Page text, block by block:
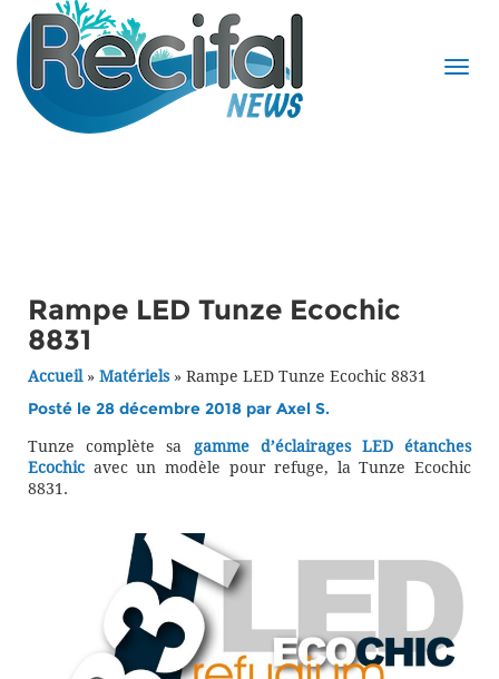
Rampe LED Tunze Ecochic
8831
Accueil» Matériels» Rampe LED Tunze Ecochic 8831
Posté le 28 décembre 2018 par Axel S.
Tunze complète sa gamme d’éclairages LED étanches
Ecochic avec un modèle pour refuge, la Tunze Ecochic
8831.